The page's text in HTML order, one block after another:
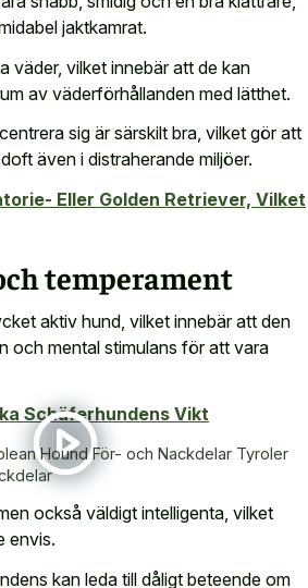
jaktkamrat.
väder, vilket innebär att de kan
av väderförhållanden med lätthet.
sig är särskilt bra, vilket gör att
även i distraherande miljöer.
Eller Golden Retriever, Vilket
temperament
aktiv hund, vilket innebär att den
och mental stimulans för att vara
Schäferhundens Vikt
Hound För- och Nackdelar Tyroler
också väldigt intelligenta, vilket
envis.
kan leda till dåligt beteende om